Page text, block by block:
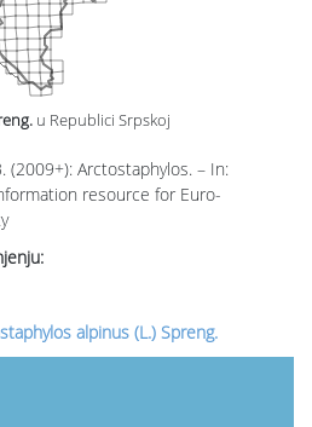
(2009+): Arctostaphylos. – In:
resource for Euro-
alpinus (L.) Spreng.
u Republici Srpskoj